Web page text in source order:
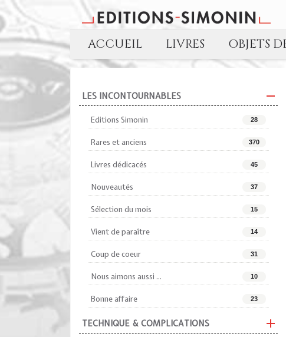
ACCUEIL LIVRES OBJETS
LES INCONTOURNABLES
Editions Simonin 28
Rares et anciens 370
Livres dédicacés 45
Nouveautés 37
Sélection du mois 15
Vient de paraître 14
Coup de coeur 31
Nous aimons aussi ... 10
Bonne affaire 23
TECHNIQUE & COMPLICATIONS